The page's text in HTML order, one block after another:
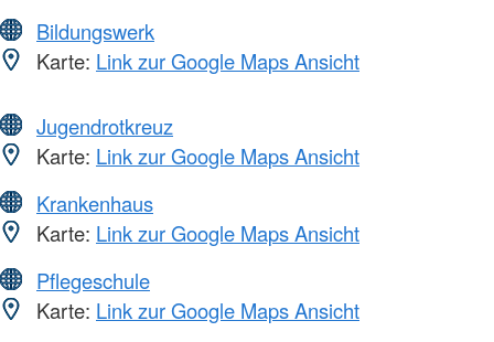
Bildungswerk
Karte: Link zur Google Maps Ansicht
Jugendrotkreuz
Karte: Link zur Google Maps Ansicht
Krankenhaus
Karte: Link zur Google Maps Ansicht
Pflegeschule
Karte: Link zur Google Maps Ansicht